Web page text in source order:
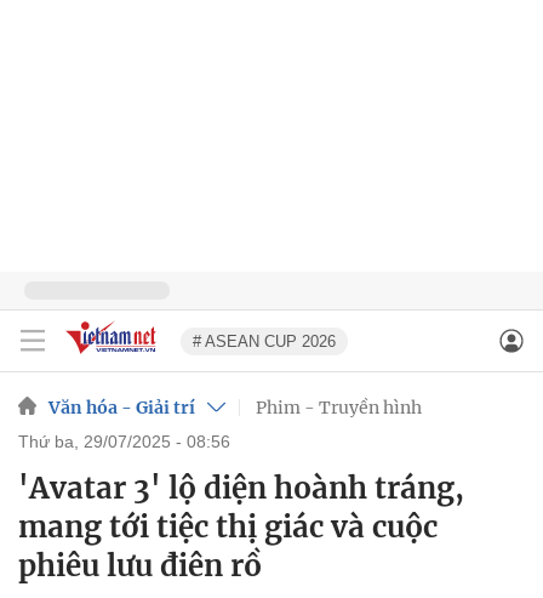
# ASEAN CUP 2026
Văn hóa - Giải trí Phim - Truyền hình
thứ ba, 29/07/2025 - 08:56
'Avatar 3' lộ diện hoành tráng,
mang tới tiệc thị giác và cuộc
phiêu lưu điên rồ